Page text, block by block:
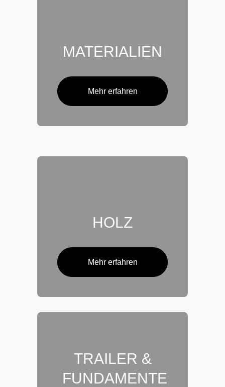
MATERIALIEN
Mehr erfahren
HOLZ
Mehr erfahren
TRAILER &
FUNDAMENTE